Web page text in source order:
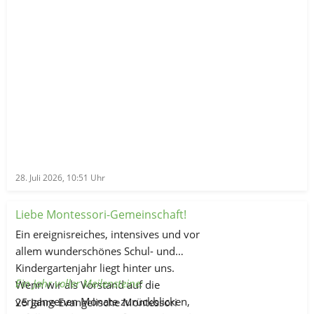
28. Juli 2026, 10:51 Uhr
Liebe Montessori-Gemeinschaft!
Ein ereignisreiches, intensives und vor
allem wunderschönes Schul- und
Kindergartenjahr liegt hinter uns.
Wenn wir als Vorstand auf die
vergangenen Monate zurückblicken,
Ein Jahr voller Meilensteine:
25 Jahre Evangelische Montessori